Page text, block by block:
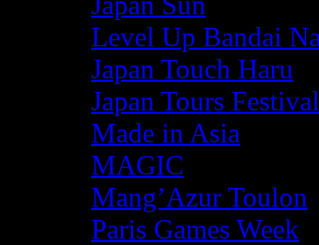
Level Up Bandai
Japan Touch Haru
Japan Tours Festival
Made in Asia
MAGIC
Mang’Azur Toulon
Paris Games Week